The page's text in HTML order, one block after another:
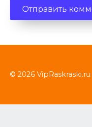
© 2026 VipRaskraski.ru